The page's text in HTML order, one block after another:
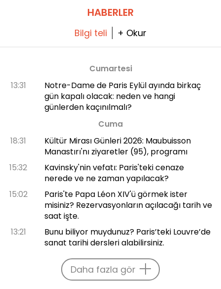
HABERLER
Bilgi teli + Okur
Cumartesi
13:31
Notre-Dame de Paris Eylül ayında birkaç
gün kapalı olacak: neden ve hangi
günlerden kaçınılmalı?
Cuma
18:31
Kültür Mirası Günleri 2026: Maubuisson
Manastırı'nı ziyaretler (95), programı
15:32
Kavinsky'nin vefatı: Paris'teki cenaze
nerede ve ne zaman yapılacak?
15:02
Paris'te Papa Léon XIV'ü görmek ister
misiniz? Rezervasyonların açılacağı tarih ve
saat işte.
13:21
Bunu biliyor muydunuz? Paris’teki Louvre’de
sanat tarihi dersleri alabilirsiniz.
Daha fazla gör